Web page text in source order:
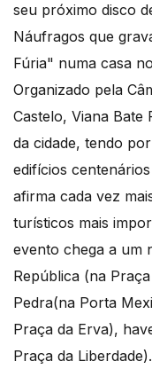
seu próximo disco
Náufragos que
Fúria" numa casa
Organizado pela
Castelo, Viana
da cidade, tendo
edifícios
afirma cada vez
turísticos mais
evento chega a um
República (na
Pedra(na Porta
Praça da Erva),
Praça da Liberdade).